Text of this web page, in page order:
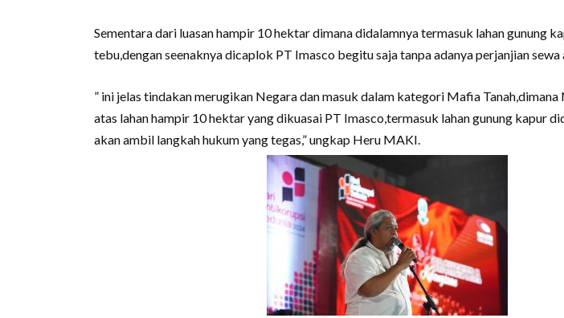
Sementara dari luasan hampir 10 hektar dimana didalamnya termasuk lahan gunung
tebu,dengan seenaknya dicaplok PT Imasco begitu saja tanpa adanya perjanjian sewa
” ini jelas tindakan merugikan Negara dan masuk dalam kategori Mafia
atas lahan hampir 10 hektar yang dikuasai PT Imasco,termasuk lahan gunung kapur
akan ambil langkah hukum yang tegas,” ungkap Heru MAKI.